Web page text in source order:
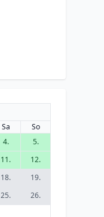
Sa
So
4.
5.
11.
12.
18.
19.
25.
26.